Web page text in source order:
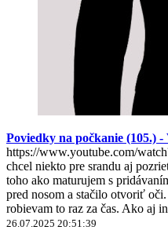
Poviedky na počkanie (105.) -
https://www.youtube.com/
chcel niekto pre srandu aj
toho ako maturujem s
pred nosom a stačilo otvoriť
robievam to raz za čas. Ako aj
26.07.2025 20:51:39